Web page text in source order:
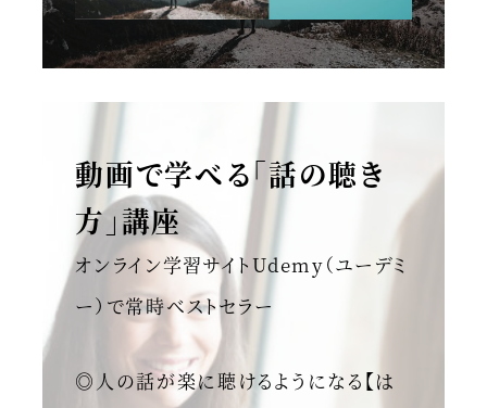
動画で学べる「話の聴き
方」講座
オンライン学習サイトUdemy（ユーデミ
ー）で常時ベストセラー
◎人の話が楽に聴けるようになる【は